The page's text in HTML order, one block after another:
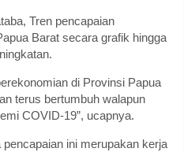
Tren pencapaian
Barat secara grafik hingga
di Provinsi Papua
terus bertumbuh walapun
COVID-19”, ucapnya.
ini merupakan kerja